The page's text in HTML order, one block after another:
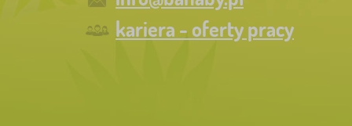
kariera - oferty pracy